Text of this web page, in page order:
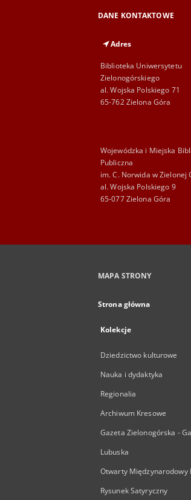
DANE KONTAKTOWE
Adres
Biblioteka Uniwersytetu
Zielonogórskiego
al. Wojska Polskiego 71
65-762 Zielona Góra
Wojewódzka i Miejska
Publiczna
im. C. Norwida w Zielonej
al. Wojska Polskiego 9
65-077 Zielona Góra
MAPA STRONY
Strona główna
Kolekcje
Dziedzictwo kulturowe
Nauka i dydaktyka
Regionalia
Archiwum Kresowe
Gazeta Zielonogórska -
Lubuska
Otwarty Międzynarodowy
Rysunek Satyryczny